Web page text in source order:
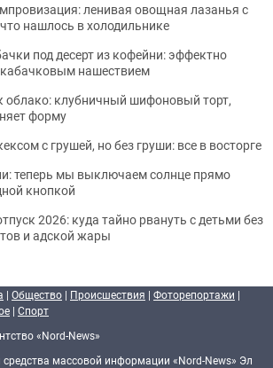
ленивая овощная лазанья с
нашлось в холодильнике
под десерт из кофейни: эффектно
нашествием
облако: клубничный шифоновый торт,
форму
с грушей, но без груши: все в восторге
теперь мы выключаем солнце прямо
кнопкой
2026: куда тайно рвануть с детьми без
и адской жары
| Общество | Происшествия | Фоторепортажи |
| Спорт
«Nord-News»
средства массовой информации «Nord-News» Эл